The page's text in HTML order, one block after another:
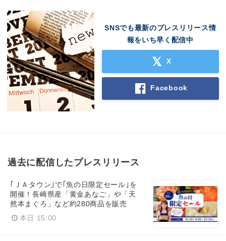
SNSでも最新のプレスリリース情
報をいち早く配信中
X
Facebook
過去に配信したプレスリリース
｢ＪＡタウン｣で｢魚の日限定セール｣を
開催！長崎県産「黄金あなご」や「天
然本まぐろ」など約280商品を販売
本日 15:00